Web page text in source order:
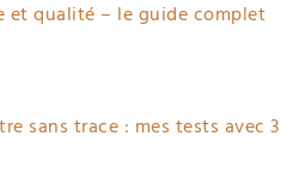
et qualité – le guide complet
sans trace : mes tests avec 3